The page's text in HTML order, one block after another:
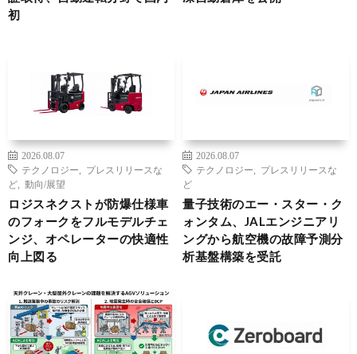
初
2026.08.07
テクノロジー
プレスリリースな
ど
動向/展望
ロジスネクストが防爆仕様車
のフォークをフルモデルチェ
ンジ、オペレーターの快適性
向上図る
2026.08.07
テクノロジー
プレスリリースな
ど
量子技術のエー・スター・ク
ォンタム、JALエンジニアリ
ングから航空機の故障予測分
析基盤構築を受託